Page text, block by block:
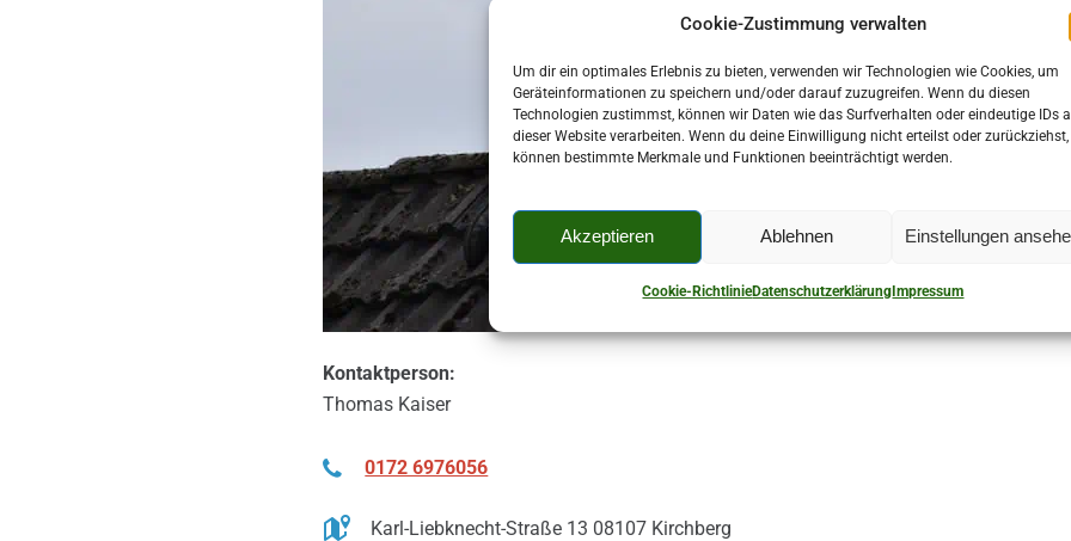
Cookie-Zustimmung verwalten
Um dir ein optimales Erlebnis zu bieten, verwenden wir Technologien wie Cookies, um
Geräteinformationen zu speichern und/oder darauf zuzugreifen. Wenn du diesen
Technologien zustimmst, können wir Daten wie das Surfverhalten oder eindeutige IDs
dieser Website verarbeiten. Wenn du deine Einwilligung nicht erteilst oder zurückziehst,
können bestimmte Merkmale und Funktionen beeinträchtigt werden.
Akzeptieren Ablehnen Einstellungen
Cookie-RichtlinieDatenschutzerklärungImpressum
Kontaktperson:
Thomas Kaiser
0172 6976056
Karl-Liebknecht-Straße 13 08107 Kirchberg